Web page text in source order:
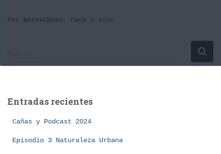
Por borrachuzo , hace 9 años
r
Entradas recientes
Cañas y Podcast 2024
Episodio 3 Naturaleza Urbana